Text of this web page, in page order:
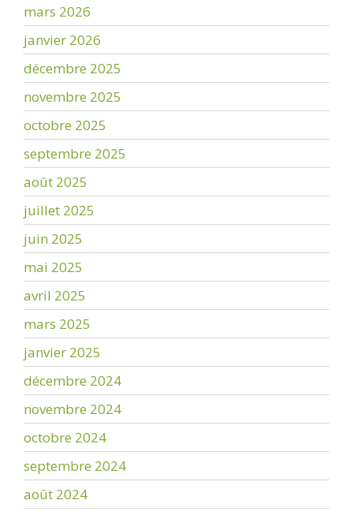
mars 2026
janvier 2026
décembre 2025
novembre 2025
octobre 2025
septembre 2025
août 2025
juillet 2025
juin 2025
mai 2025
avril 2025
mars 2025
janvier 2025
décembre 2024
novembre 2024
octobre 2024
septembre 2024
août 2024